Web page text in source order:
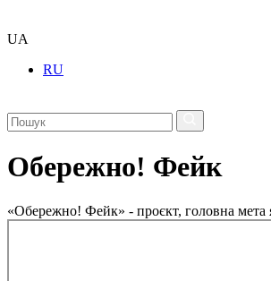
UA
RU
Обережно! Фейк
«Обережно! Фейк» - проєкт, головна мета